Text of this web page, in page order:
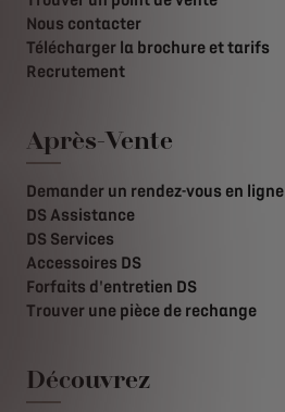
Nous contacter
Télécharger la brochure et tarifs
Recrutement
Après-Vente
Demander un rendez-vous en ligne
DS Assistance
DS Services
Accessoires DS
Forfaits d'entretien DS
Trouver une pièce de rechange
Découvrez